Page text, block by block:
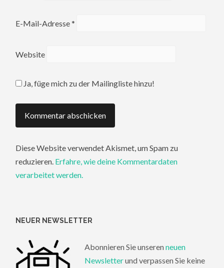
E-Mail-Adresse*
Website
Ja, füge mich zu der Mailingliste hinzu!
Diese Website verwendet Akismet, um Spam zu
reduzieren. Erfahre, wie deine Kommentardaten
verarbeitet werden.
NEUER NEWSLETTER
Abonnieren Sie unseren neuen
Newsletterund verpassen Sie keine